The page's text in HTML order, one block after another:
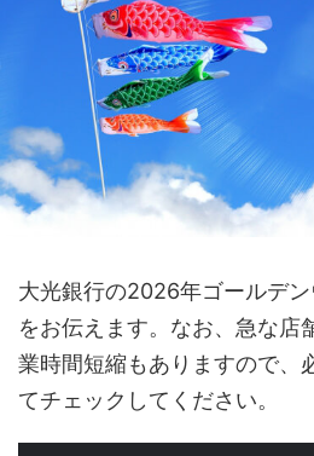
大光銀行の2026年ゴールデ
をお伝えます。なお、急な店
業時間短縮もありますので、
てチェックしてください。